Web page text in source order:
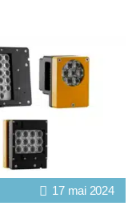
17 mai 2024